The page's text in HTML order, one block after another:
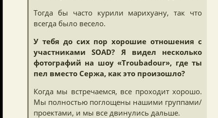
Тогда бы часто курили марихуану, так что
всегда было весело.
У тебя до сих пор хорошие отношения с
участниками SOAD? Я видел несколько
фотографий на шоу «Troubadour», где ты
пел вместо Сержа, как это произошло?
Когда мы встречаемся, все проходит хорошо.
Мы полностью поглощены нашими группами/
проектами, и мы все двинулись дальше.